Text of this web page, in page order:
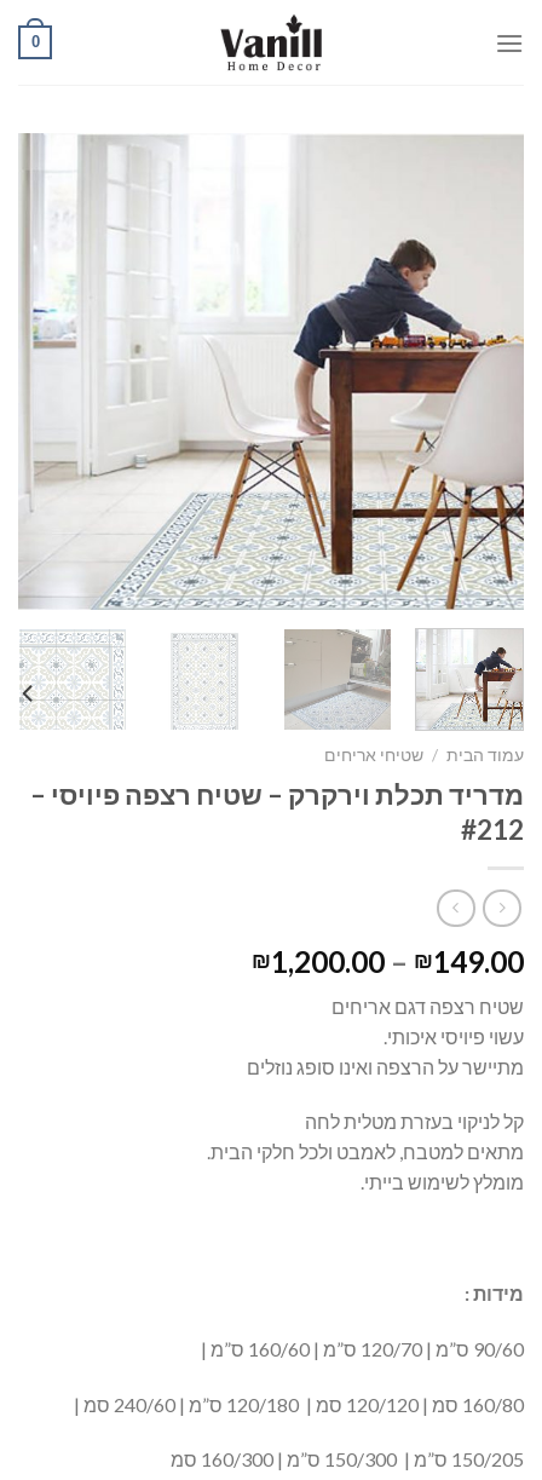
0
עמוד הבית / שטיחי אריחים
מדריד תכלת וירקרק – שטיח רצפה פיויסי –
#212
₪149.00
–
₪1,200.00
שטיח רצפה דגם אריחים
עשוי פיויסי איכותי.
מתיישר על הרצפה ואינו סופג נוזלים
קל לניקוי בעזרת מטלית לחה
מתאים למטבח, לאמבט ולכל חלקי הבית.
מומלץ לשימוש בייתי.
מידות :
90/60 ס”מ | 120/70 ס”מ | 160/60 ס”מ |
160/80 סמ | 120/120 סמ | 120/180 ס”מ | 240/60 סמ |
150/205 ס”מ | 150/300 ס”מ | 160/300 סמ